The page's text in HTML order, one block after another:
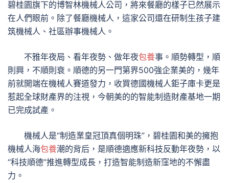
碧桂園旗下的博智林機械人公司，將來餐廳的樣子已然展示
在人們眼前。除了餐廳機械人，這家公司還在研制生孩子建
筑機械人、社區辦事機械人。
不雅年夜局、看年夜勢、做年夜包養事。順勢轉型，順
則興，不順則衰。順德的另一門第界500強企業美的，幾年
前就開端在機械人賽道發力，收買德國機械人鉅子庫卡更是
惹起全球財產界的注視，今朝美的的智能制造財產基地一期
已完成試產。
機械人是“制造業皇冠頂真個明珠”，碧桂園和美的擁抱
機械人海包養潮的背后，是順德適應新科技反動年夜勢，以
“科技順德”推進轉型成長，打造智能制造新窪地的不懈盡
力。